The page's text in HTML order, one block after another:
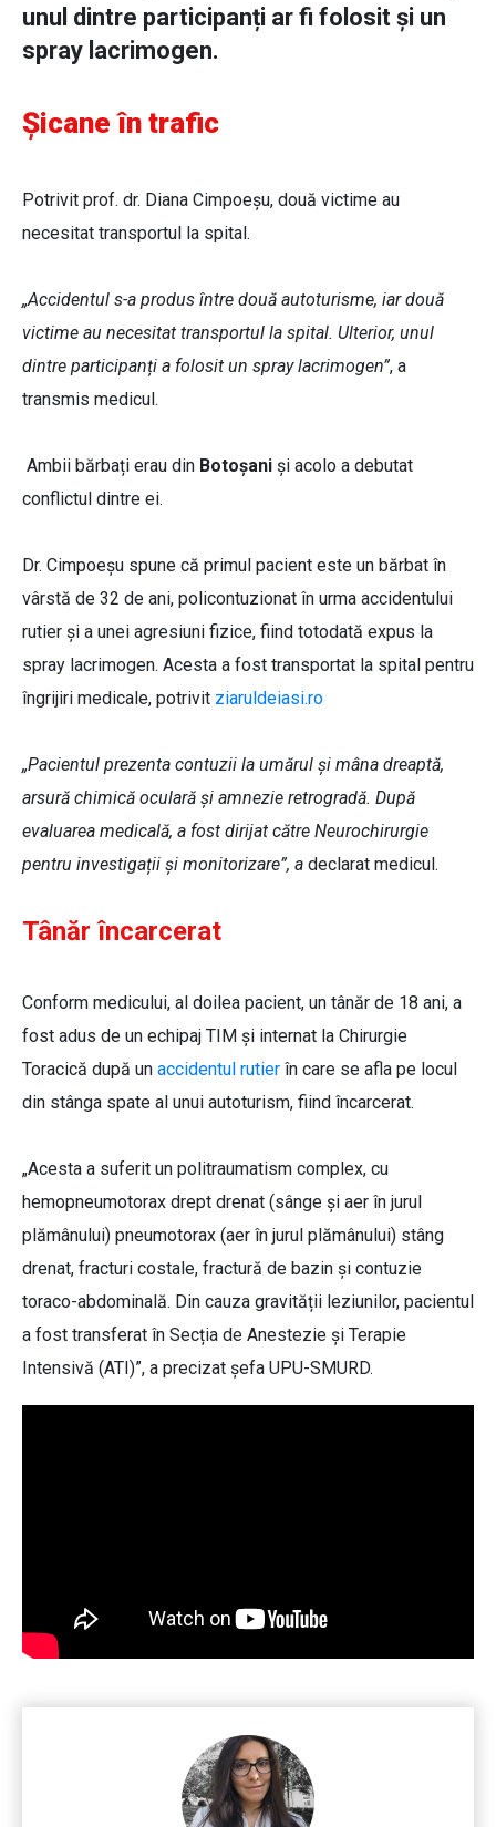
unul dintre participanți ar fi folosit și un
spray lacrimogen.
Șicane în trafic
Potrivit prof. dr. Diana Cimpoeșu, două victime au
necesitat transportul la spital.
„Accidentul s-a produs între două autoturisme, iar două
victime au necesitat transportul la spital. Ulterior, unul
dintre participanți a folosit un spray lacrimogen”, a
transmis medicul.
Ambii bărbați erau din Botoșani și acolo a debutat
conflictul dintre ei.
Dr. Cimpoeșu spune că primul pacient este un bărbat în
vârstă de 32 de ani, policontuzionat în urma accidentului
rutier și a unei agresiuni fizice, fiind totodată expus la
spray lacrimogen. Acesta a fost transportat la spital pentru
îngrijiri medicale, potrivit ziaruldeiasi.ro
„Pacientul prezenta contuzii la umărul și mâna dreaptă,
arsură chimică oculară și amnezie retrogradă. După
evaluarea medicală, a fost dirijat către Neurochirurgie
pentru investigații și monitorizare”, a declarat medicul.
Tânăr încarcerat
Conform medicului, al doilea pacient, un tânăr de 18 ani, a
fost adus de un echipaj TIM și internat la Chirurgie
Toracică după un accidentul rutier în care se afla pe locul
din stânga spate al unui autoturism, fiind încarcerat.
„Acesta a suferit un politraumatism complex, cu
hemopneumotorax drept drenat (sânge și aer în jurul
plămânului) pneumotorax (aer în jurul plămânului) stâng
drenat, fracturi costale, fractură de bazin și contuzie
toraco-abdominală. Din cauza gravității leziunilor, pacientul
a fost transferat în Secția de Anestezie și Terapie
Intensivă (ATI)”, a precizat şefa UPU-SMURD.